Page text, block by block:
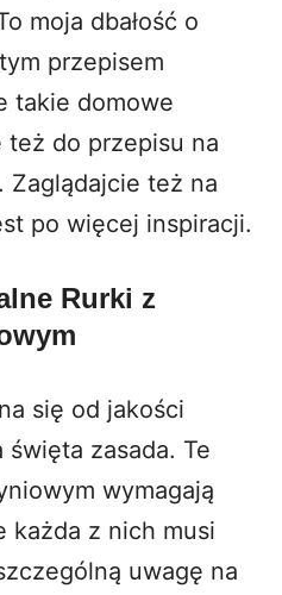
moja dbałość o
przepisem
takie domowe
też do przepisu na
. Zaglądajcie też na
po więcej inspiracji.
Rurki z
się od jakości
święta zasada. Te
wymagają
każda z nich musi
uwagę na